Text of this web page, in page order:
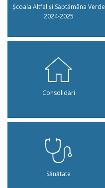
Școala Altfel și Săptămâna Verde
2024-2025
Consolidări
Sănătate